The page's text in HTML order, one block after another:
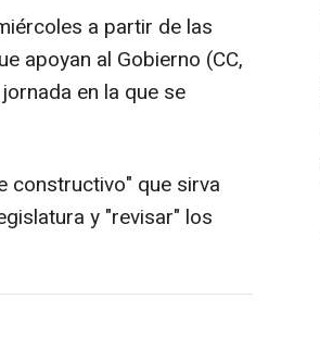
a partir de las
apoyan al Gobierno (CC,
en la que se
constructivo" que sirva
y "revisar" los